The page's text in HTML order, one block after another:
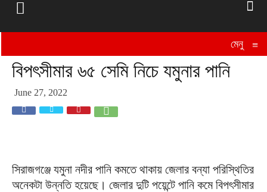
মেনু ≡
বিপৎসীমার ৬৫ সেমি নিচে যমুনার পানি
June 27, 2022
সিরাজগঞ্জে যমুনা নদীর পানি কমতে থাকায় জেলার বন্যা পরিস্থিতির
অনেকটা উন্নতি হয়েছে। জেলার দুটি পয়েন্টে পানি কমে বিপৎসীমার